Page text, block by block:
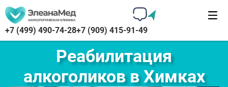
+7 (499) 490-74-28+7 (909) 415-91-49
Реабилитация
алкоголиков в Химках